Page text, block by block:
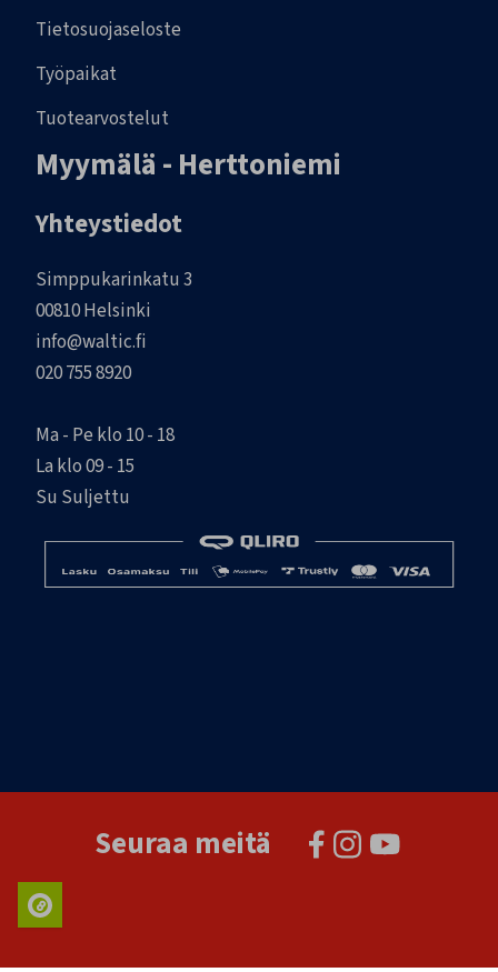
Tietosuojaseloste
Työpaikat
Tuotearvostelut
Myymälä - Herttoniemi
Yhteystiedot
Simppukarinkatu 3
00810 Helsinki
info@waltic.fi
020 755 8920
Ma - Pe klo 10 - 18
La klo 09 - 15
Su Suljettu
Seuraa meitä